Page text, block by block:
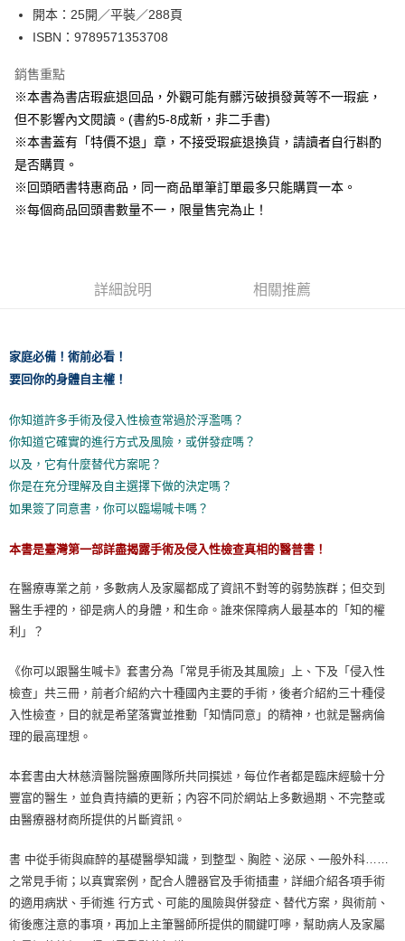
開本：25開／平裝／288頁
ISBN：9789571353708
銷售重點
※本書為書店瑕疵退回品，外觀可能有髒污破損發黃等不一瑕疵，
但不影響內文閱讀。(書約5-8成新，非二手書)
※本書蓋有「特價不退」章，不接受瑕疵退換貨，請讀者自行斟酌
是否購買。
※回頭晒書特惠商品，同一商品單筆訂單最多只能購買一本。
※每個商品回頭書數量不一，限量售完為止！
詳細說明 相關推薦
家庭必備！術前必看！
要回你的身體自主權！
你知道許多手術及侵入性檢查常過於浮濫嗎？
你知道它確實的進行方式及風險，或併發症嗎？
以及，它有什麼替代方案呢？
你是在充分理解及自主選擇下做的決定嗎？
如果簽了同意書，你可以臨場喊卡嗎？
本書是臺灣第一部詳盡揭露手術及侵入性檢查真相的醫普書！
在醫療專業之前，多數病人及家屬都成了資訊不對等的弱勢族群；但交到
醫生手裡的，卻是病人的身體，和生命。誰來保障病人最基本的「知的權
利」？
《你可以跟醫生喊卡》套書分為「常見手術及其風險」上、下及「侵入性
檢查」共三冊，前者介紹約六十種國內主要的手術，後者介紹約三十種侵
入性檢查，目的就是希望落實並推動「知情同意」的精神，也就是醫病倫
理的最高理想。
本套書由大林慈濟醫院醫療團隊所共同撰述，每位作者都是臨床經驗十分
豐富的醫生，並負責持續的更新；內容不同於網站上多數過期、不完整或
由醫療器材商所提供的片斷資訊。
書 中從手術與麻醉的基礎醫學知識，到整型、胸腔、泌尿、一般外科……
之常見手術；以真實案例，配合人體器官及手術插畫，詳細介紹各項手術
的適用病狀、手術進 行方式、可能的風險與併發症、替代方案，與術前、
術後應注意的事項，再加上主筆醫師所提供的關鍵叮嚀，幫助病人及家屬